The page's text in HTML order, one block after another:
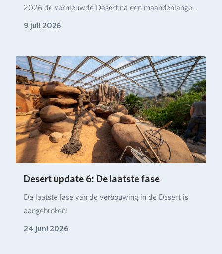
2026 de vernieuwde Desert na een maandenlange
verbou…
9 juli 2026
Desert update 6: De laatste fase
De laatste fase van de verbouwing in de Desert is
aangebroken!
24 juni 2026